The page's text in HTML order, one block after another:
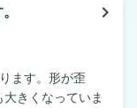
navigate_next
ます。形が歪
きくなっていま